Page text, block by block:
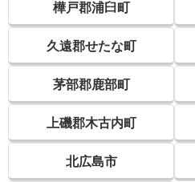
樺戸郡浦臼町
久遠郡せたな町
茅部郡鹿部町
上磯郡木古内町
北広島市